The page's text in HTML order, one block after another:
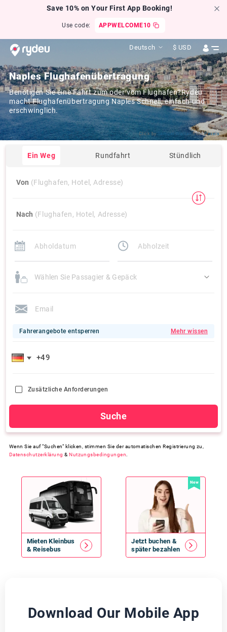
Save 10% on Your First App Booking!
Use code: APPWELCOME10
Deutsch $ USD
Naples Flughafenübertragung
Benötigen Sie eine Fahrt zum oder vom Flughafen?Rydeu
macht Flughafenübertragung Naples Schnell, einfach und
erschwinglich.
Click bySamuel WalkerfromPexels
Ein Weg Rundfahrt Stündlich
Von (Flughafen, Hotel, Adresse)
Nach (Flughafen, Hotel, Adresse)
Wählen Sie Passagier & Gepäck
Fahrerangebote entsperren Mehr wissen
Zusätzliche Anforderungen
Suche
Wenn Sie auf "Suchen" klicken, stimmen Sie der automatischen Registrierung zu,
Datenschutzerklärung &Nutzungsbedingungen
Mieten Kleinbus
& Reisebus
New
Jetzt buchen &
später bezahlen
Download Our Mobile App